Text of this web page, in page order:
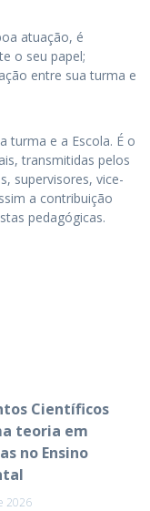
atuação, é
o seu papel;
entre sua turma e
turma e a Escola. É o
transmitidas pelos
supervisores, vice-
a contribuição
pedagógicas.
Científicos
teoria em
no Ensino
2026